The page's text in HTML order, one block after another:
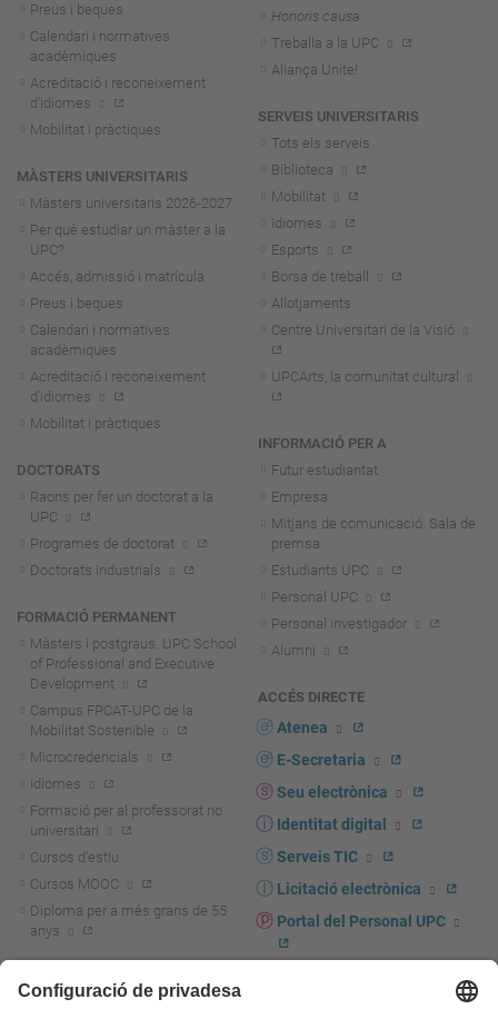
Preus i beques
Calendari i normatives
acadèmiques
Acreditació i reconeixement
d'idiomes
Mobilitat i pràctiques
MÀSTERS UNIVERSITARIS
Màsters universitaris 2026-2027
Per què estudiar un màster a la
UPC?
Accés, admissió i matrícula
Preus i beques
Calendari i normatives
acadèmiques
Acreditació i reconeixement
d'idiomes
Mobilitat i pràctiques
DOCTORATS
Raons per fer un doctorat a la
UPC
Programes de doctorat
Doctorats industrials
FORMACIÓ PERMANENT
Màsters i postgraus. UPC School
of Professional and Executive
Development
Campus FPCAT-UPC de la
Mobilitat Sostenible
Microcredencials
Idiomes
Formació per al professorat no
universitari
Cursos d'estiu
Cursos MOOC
Diploma per a més grans de 55
anys
Actualitat R+D+I
Honoris causa
Treballa a la UPC
Aliança Unite!
SERVEIS UNIVERSITARIS
Tots els serveis
Biblioteca
Mobilitat
Idiomes
Esports
Borsa de treball
Allotjaments
Centre Universitari de la Visió
UPCArts, la comunitat cultural
INFORMACIÓ PER A
Futur estudiantat
Empresa
Mitjans de comunicació. Sala de
premsa
Estudiants UPC
Personal UPC
Personal investigador
Alumni
ACCÉS DIRECTE
Atenea
E-Secretaria
Seu electrònica
Identitat digital
Serveis TIC
Licitació electrònica
Portal del Personal UPC